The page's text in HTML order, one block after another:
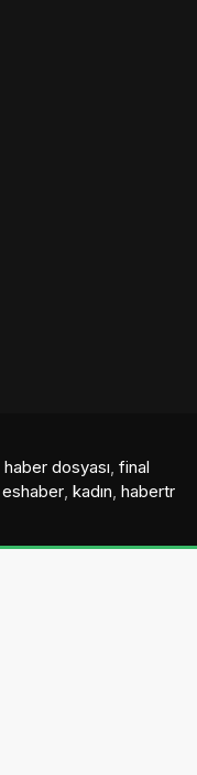
haber dosyası, final
eshaber, kadın, habertr